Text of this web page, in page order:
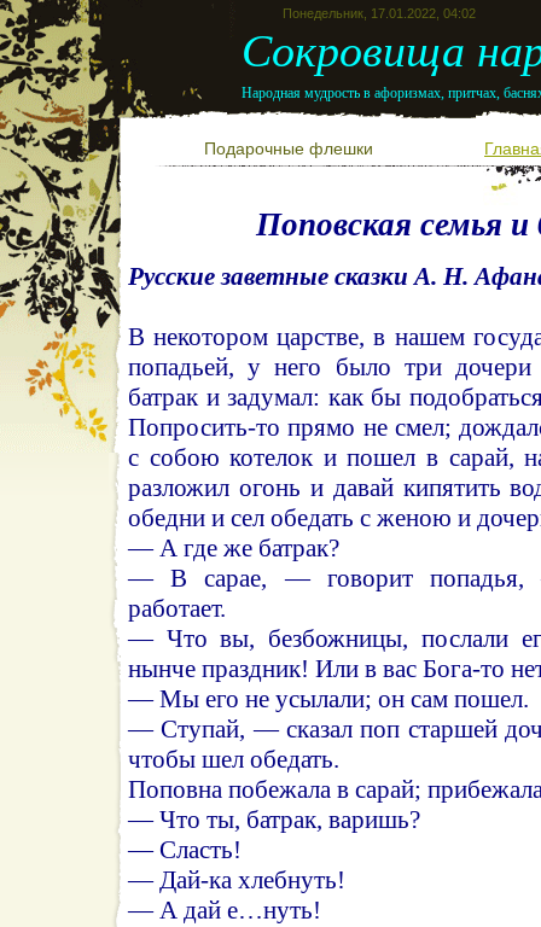
Понедельник, 17.01.2022, 04:02
Сокровища
Народная мудрость в афоризмах, притчах,
Подарочные флешки
Поповская семья
Русские заветные сказки А. Н.
В некотором царстве, в нашем
попадьей, у него было три дочери
батрак и задумал: как бы
Попросить-то прямо не смел;
с собою котелок и пошел в сарай,
разложил огонь и давай кипятить
обедни и сел обедать с женою и
— А где же батрак?
— В сарае, — говорит попадья,
работает.
— Что вы, безбожницы, послали
нынче праздник! Или в вас Бога-то
— Мы его не усылали; он сам пошел.
— Ступай, — сказал поп старшей
чтобы шел обедать.
Поповна побежала в сарай;
— Что ты, батрак, варишь?
— Сласть!
— Дай-ка хлебнуть!
— А дай е…нуть!